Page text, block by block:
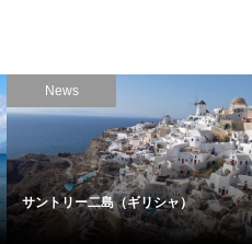
News
サントリー二島（ギリシャ）